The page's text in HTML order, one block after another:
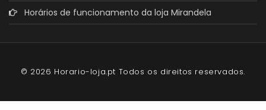
Horários de funcionamento da loja Mirandela
© 2026 Horario-loja.pt Todos os direitos reservados.